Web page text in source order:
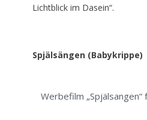
Lichtblick im Dasein“.
Spjälsängen (Babykrippe)
Werbefilm